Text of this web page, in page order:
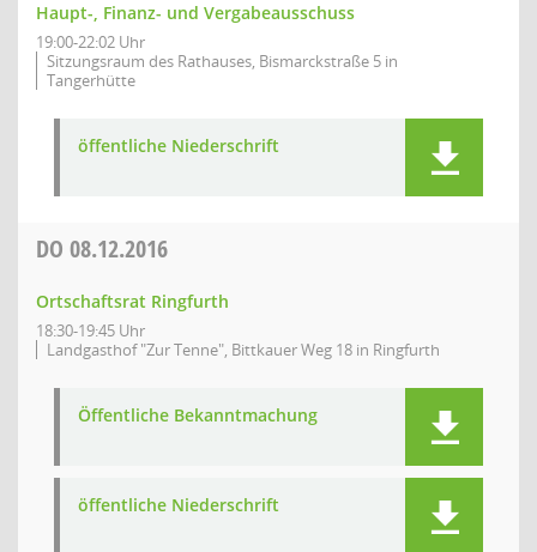
Haupt-, Finanz- und Vergabeausschuss
19:00-22:02 Uhr
Sitzungsraum des Rathauses, Bismarckstraße 5 in
Tangerhütte
öffentliche Niederschrift
DO 08.12.2016
Ortschaftsrat Ringfurth
18:30-19:45 Uhr
Landgasthof "Zur Tenne", Bittkauer Weg 18 in Ringfurth
Öffentliche Bekanntmachung
öffentliche Niederschrift